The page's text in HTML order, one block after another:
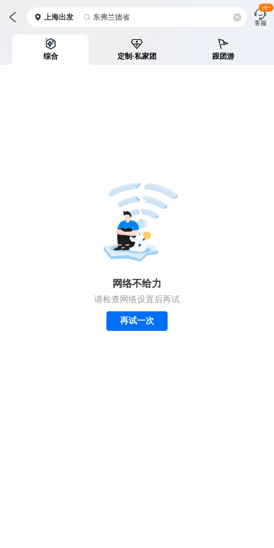
上海出发 东弗兰德省
客服
Hi~
综合 定制·私家团 跟团游
网络不给力
请检查网络设置后再试
再试一次